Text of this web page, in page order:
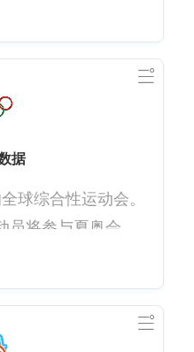
据
球综合性运动会。
员将参与夏奥会、冬
。奥运会是全世界团
。数据来源于奥运